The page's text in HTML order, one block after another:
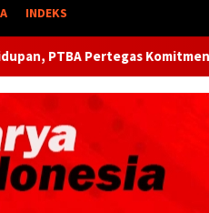
INDEKS
Kelestarian Sungai dalam